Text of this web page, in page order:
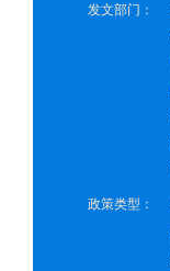
发文部门：
政策类型：